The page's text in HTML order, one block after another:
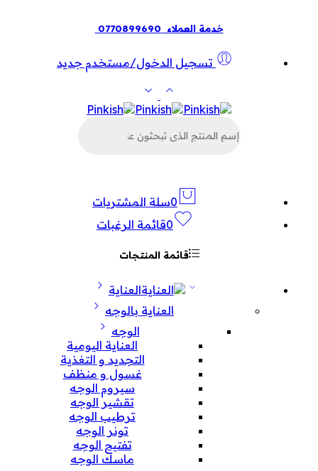
خدمة العملاء 0770899690
تسجيل الدخول/مستخدم جديد
عن
0سلة المشتريات
0قائمة الرغبات
قائمة المنتجات
العناية
العناية بالوجه
الوجه
العناية اليومية
التجديد و التغذية
غسول و منظف
سيروم الوجه
تقشير الوجه
ترطيب الوجه
تونر الوجه
تفتيح الوجه
ماسك الوجه